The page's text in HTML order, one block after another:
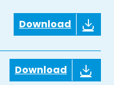
Download
Download